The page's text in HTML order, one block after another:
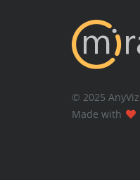
© 2025 AnyViz
Made with